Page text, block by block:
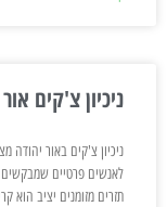
ניכיון צ'קים
ניכיון צ'קים באור יהודה
לאנשים פרטיים שמבקשים
תזרים מזומנים יציב הוא